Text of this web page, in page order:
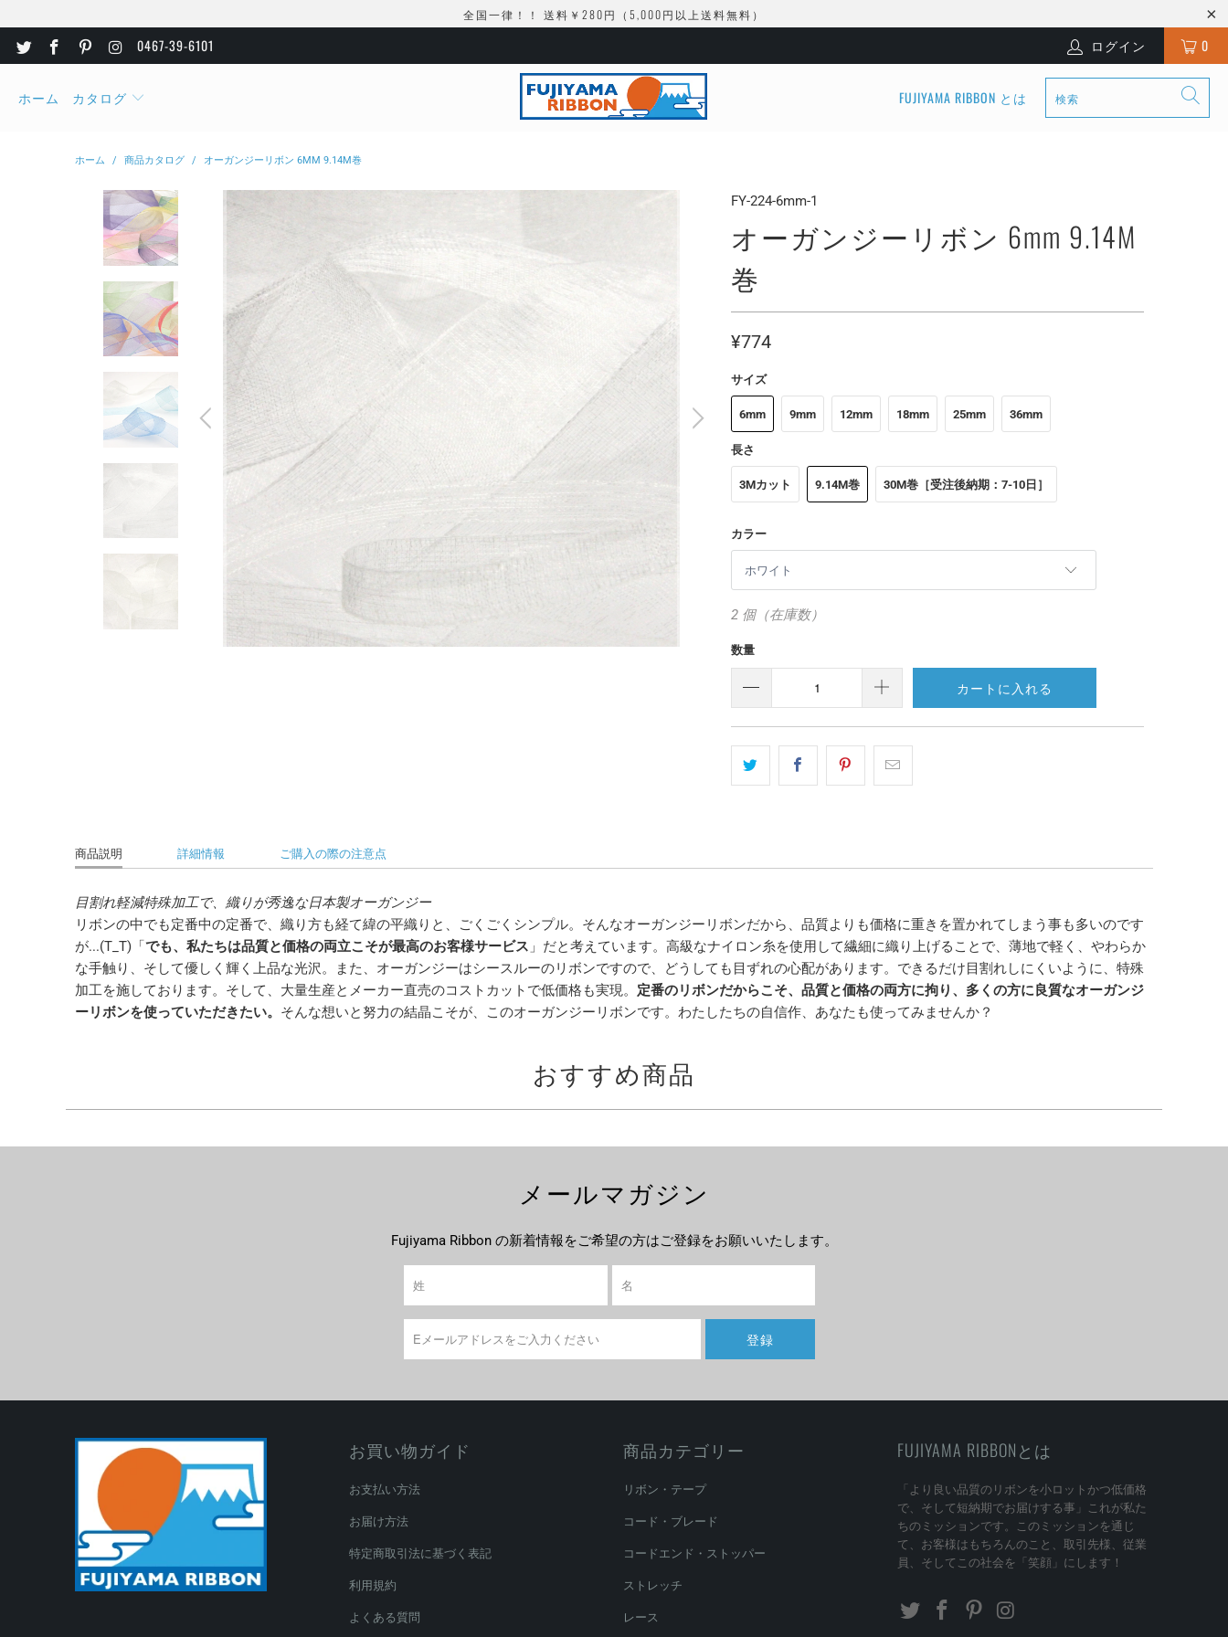
全国一律！！ 送料￥280円（5,000円以上送料無料）
0467-39-6101 ログイン 0
ホーム カタログ FUJIYAMA RIBBON とは
ホーム / 商品カタログ / オーガンジーリボン 6MM 9.14M巻
FY-224-6mm-1
オーガンジーリボン 6mm 9.14M
巻
¥774
サイズ
6mm 9mm 12mm 18mm 25mm 36mm
長さ
3Mカット 9.14M巻 30M巻［受注後納期：7-10日］
カラー
2 個（在庫数）
数量
カートに入れる
商品説明 詳細情報 ご購入の際の注意点
目割れ軽減特殊加工で、織りが秀逸な日本製オーガンジー
リボンの中でも定番中の定番で、織り方も経て緯の平織りと、ごくごくシンプル。そんなオーガンジーリボンだから、品質よりも価格に重きを置かれてしまう事も多いのです
が...(T_T)「でも、私たちは品質と価格の両立こそが最高のお客様サービス 」だと考えています。高級なナイロン糸を使用して繊細に織り上げることで、薄地で軽く、やわらか
な手触り、そして優しく輝く上品な光沢。また、オーガンジーはシースルーのリボンですので、どうしても目ずれの心配があります。できるだけ目割れしにくいように、特殊
加工を施しております。そして、大量生産とメーカー直売のコストカットで低価格も実現。 定番のリボンだからこそ、品質と価格の両方に拘り、多くの方に良質なオーガンジ
ーリボンを使っていただきたい。 そんな想いと努力の結晶こそが、このオーガンジーリボンです。わたしたちの自信作、あなたも使ってみませんか？
おすすめ商品
メールマガジン
Fujiyama Ribbon の新着情報をご希望の方はご登録をお願いいたします。
お買い物ガイド
お支払い方法
お届け方法
特定商取引法に基づく表記
利用規約
よくある質問
商品カテゴリー
リボン・テープ
コード・ブレード
コードエンド・ストッパー
ストレッチ
レース
FUJIYAMA RIBBONとは
「より良い品質のリボンを小ロットかつ低価格
で、そして短納期でお届けする事」これが私た
ちのミッションです。このミッションを通じ
て、お客様はもちろんのこと、取引先様、従業
員、そしてこの社会を「笑顔」にします！